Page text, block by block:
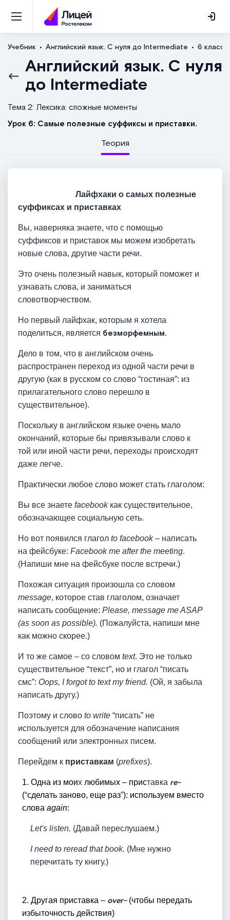
Учебник Английский язык. С нуля до Intermediate 6 класс
Английский язык. С нуля
до Intermediate
Тема 2: Лексика: сложные моменты
Урок 6: Самые полезные суффиксы и приставки.
Теория
Лайфхаки о самых полезные
суффиксах и приставках
Вы, наверняка знаете, что с помощью
суффиксов и приставок мы можем изобретать
новые слова, другие части речи.
Это очень полезный навык, который поможет и
узнавать слова, и заниматься
словотворчеством.
Но первый лайфхак, которым я хотела
поделиться, является безморфемным.
Дело в том, что в английском очень
распространен переход из одной части речи в
другую (как в русском со слово “гостиная”: из
прилагательного слово перешло в
существительное).
Поскольку в английском языке очень мало
окончаний, которые бы привязывали слово к
той или иной части речи, переходы происходят
даже легче.
Практически любое слово может стать глаголом:
Вы все знаете facebookкак существительное,
обозначающее социальную сеть.
Но вот появился глагол to facebook– написать
на фейсбуке: Facebook me after the meeting.
(Напиши мне на фейсбуке после встречи.)
Похожая ситуация произошла со словом
message, которое став глаголом, означает
написать сообщение: Please, message me ASAP
(as soon as possible). (Пожалуйста, напиши мне
как можно скорее.)
И то же самое – со словом text. Это не только
существительное “текст”, но и глагол “писать
смс”: Oops, I forgot to text my friend. (Ой, я забыла
написать другу.)
Поэтому и слово to write “писать” не
используется для обозначение написания
сообщений или электронных писем.
Перейдем к приставкам (prefixes).
1. Одна из моих любимых – приставка re-
(“сделать заново, еще раз”): используем вместо
слова again:
Let's listen. (Давай переслушаем.)
I need to reread that book. (Мне нужно
перечитать ту книгу.)
2. Другая приставка – over-(чтобы передать
избыточность действия)